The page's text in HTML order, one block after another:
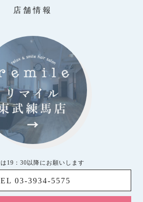
店舗情報
19：30以降にお願いします
03-3934-5575